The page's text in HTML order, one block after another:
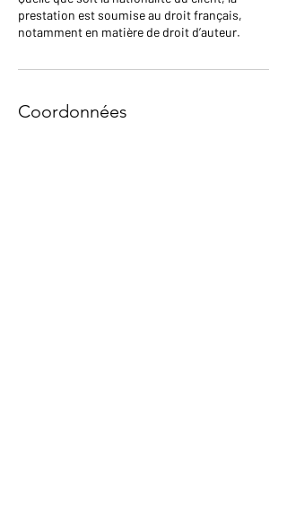
prestation est soumise au droit français,
notamment en matière de droit d’auteur.
Coordonnées